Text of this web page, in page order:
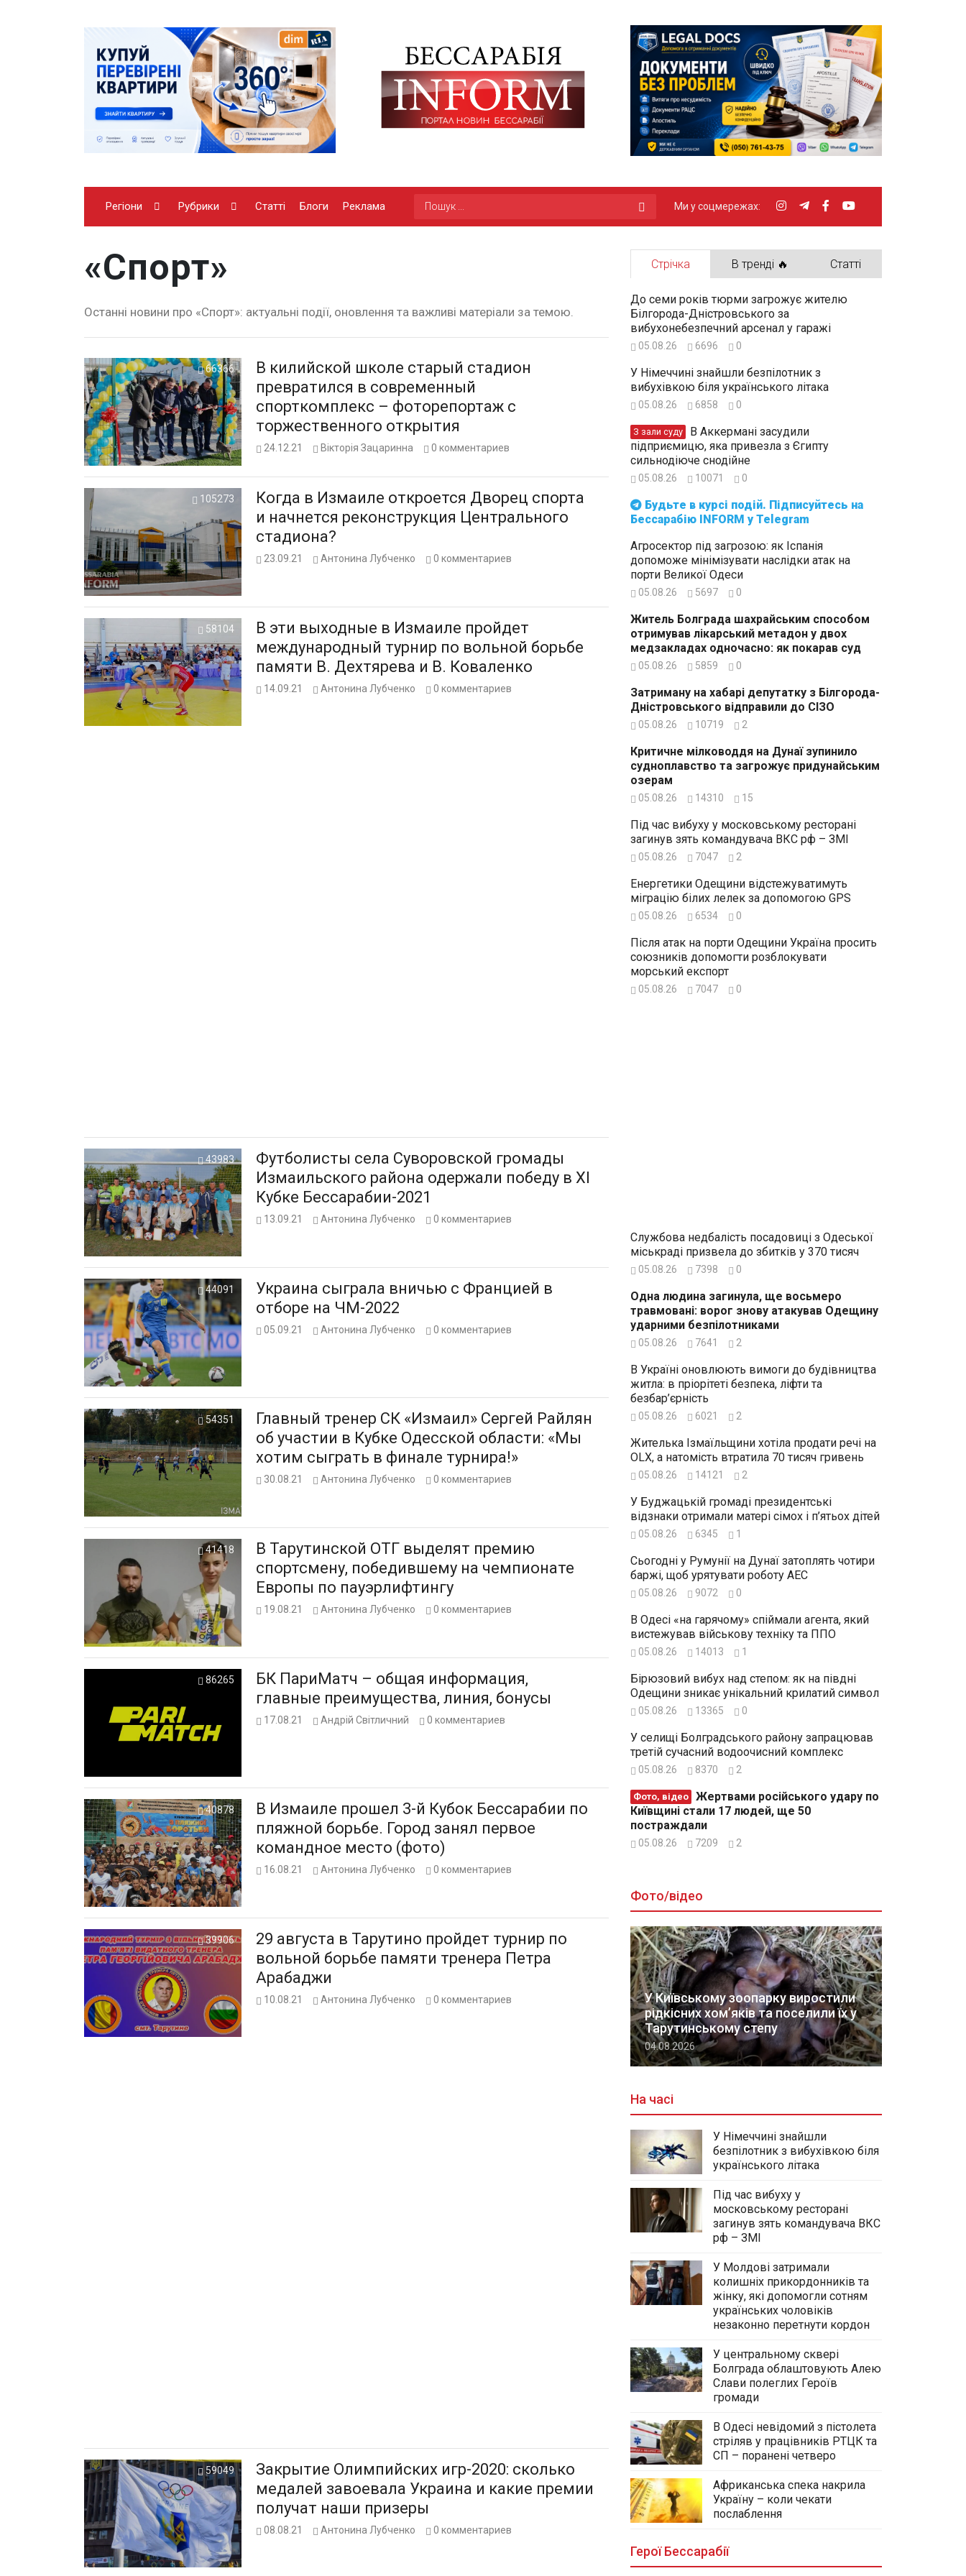
Регіони Рубрики Статті Блоги Реклама Ми у соцмережах:
«Спорт»
Останні новини про «Спорт»: актуальні події, оновлення та важливі матеріали за темою.
66366
В килийской школе старый стадион
превратился в современный
спорткомплекс – фоторепортаж с
торжественного открытия
24.12.21 Вікторія Зацаринна 0 комментариев
105273
Когда в Измаиле откроется Дворец спорта
и начнется реконструкция Центрального
стадиона?
23.09.21 Антонина Лубченко 0 комментариев
58104
В эти выходные в Измаиле пройдет
международный турнир по вольной борьбе
памяти В. Дехтярева и В. Коваленко
14.09.21 Антонина Лубченко 0 комментариев
43983
Футболисты села Суворовской громады
Измаильского района одержали победу в ХІ
Кубке Бессарабии-2021
13.09.21 Антонина Лубченко 0 комментариев
44091
Украина сыграла вничью с Францией в
отборе на ЧМ-2022
05.09.21 Антонина Лубченко 0 комментариев
54351
Главный тренер СК «Измаил» Сергей Райлян
об участии в Кубке Одесской области: «Мы
хотим сыграть в финале турнира!»
30.08.21 Антонина Лубченко 0 комментариев
41418
В Тарутинской ОТГ выделят премию
спортсмену, победившему на чемпионате
Европы по пауэрлифтингу
19.08.21 Антонина Лубченко 0 комментариев
86265
БК ПариМатч – общая информация,
главные преимущества, линия, бонусы
17.08.21 Андрій Світличний 0 комментариев
40878
В Измаиле прошел 3-й Кубок Бессарабии по
пляжной борьбе. Город занял первое
командное место (фото)
16.08.21 Антонина Лубченко 0 комментариев
39906
29 августа в Тарутино пройдет турнир по
вольной борьбе памяти тренера Петра
Арабаджи
10.08.21 Антонина Лубченко 0 комментариев
59049
Закрытие Олимпийских игр-2020: сколько
медалей завоевала Украина и какие премии
получат наши призеры
08.08.21 Антонина Лубченко 0 комментариев
Стрічка В тренді 🔥 Статті
Бессарабію INFORM у Telegram
До семи років тюрми загрожує жителю
Білгорода-Дністровського за
вибухонебезпечний арсенал у гаражі
05.08.26 6696 0
У Німеччині знайшли безпілотник з
вибухівкою біля українського літака
05.08.26 6858 0
З зали суду
підприємицю, яка привезла з Єгипту
сильнодіюче снодійне
05.08.26 10071 0
Агросектор під загрозою: як Іспанія
допоможе мінімізувати наслідки атак на
порти Великої Одеси
05.08.26 5697 0
Житель Болграда шахрайським способом
отримував лікарський метадон у двох
медзакладах одночасно: як покарав суд
05.08.26 5859 0
Затриману на хабарі депутатку з Білгорода-
Дністровського відправили до СІЗО
05.08.26 10719 2
Критичне мілководдя на Дунаї зупинило
судноплавство та загрожує придунайським
озерам
05.08.26 14310 15
Під час вибуху у московському ресторані
загинув зять командувача ВКС рф – ЗМІ
05.08.26 7047 2
Енергетики Одещини відстежуватимуть
міграцію білих лелек за допомогою GPS
05.08.26 6534 0
Після атак на порти Одещини Україна просить
союзників допомогти розблокувати
морський експорт
05.08.26 7047 0
Службова недбалість посадовиці з Одеської
міськраді призвела до збитків у 370 тисяч
05.08.26 7398 0
Одна людина загинула, ще восьмеро
травмовані: ворог знову атакував Одещину
ударними безпілотниками
05.08.26 7641 2
В Україні оновлюють вимоги до будівництва
житла: в пріорітеті безпека, ліфти та
безбар’єрність
05.08.26 6021 2
Жителька Ізмаїльщини хотіла продати речі на
OLX, а натомість втратила 70 тисяч гривень
05.08.26 14121 2
У Буджацькій громаді президентські
відзнаки отримали матері сімох і п’ятьох дітей
05.08.26 6345 1
Сьогодні у Румунії на Дунаї затоплять чотири
баржі, щоб урятувати роботу АЕС
05.08.26 9072 0
В Одесі «на гарячому» спіймали агента, який
вистежував військову техніку та ППО
05.08.26 14013 1
Бірюзовий вибух над степом: як на півдні
Одещини зникає унікальний крилатий символ
05.08.26 13365 0
У селищі Болградського району запрацював
третій сучасний водоочисний комплекс
05.08.26 8370 2
Фото, відео
Київщині стали 17 людей, ще 50
постраждали
05.08.26 7209 2
Фото/відео
У Київському зоопарку виростили
рідкісних хом’яків та поселили їх у
Тарутинському степу
04.08.2026
На часі
У Німеччині знайшли
безпілотник з вибухівкою біля
українського літака
Під час вибуху у
московському ресторані
загинув зять командувача ВКС
рф – ЗМІ
У Молдові затримали
колишніх прикордонників та
жінку, які допомогли сотням
українських чоловіків
незаконно перетнути кордон
У центральному сквері
Болграда облаштовують Алею
Слави полеглих Героїв
громади
В Одесі невідомий з пістолета
стріляв у працівників РТЦК та
СП – поранені четверо
Африканська спека накрила
Україну – коли чекати
послаблення
Герої Бессарабії
У центральному сквері Болграда
облаштовують Алею Слави
полеглих Героїв громади
03.08.2026